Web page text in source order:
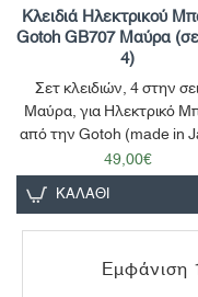
Κλειδιά Ηλεκτρικού
Gotoh GB707 Μαύρα
4)
Σετ κλειδιών, 4 στην
Μαύρα, για Ηλεκτρικό
από την Gotoh (made in
49,00€
ΚΑΛΆΘΙ
Εμφάνιση